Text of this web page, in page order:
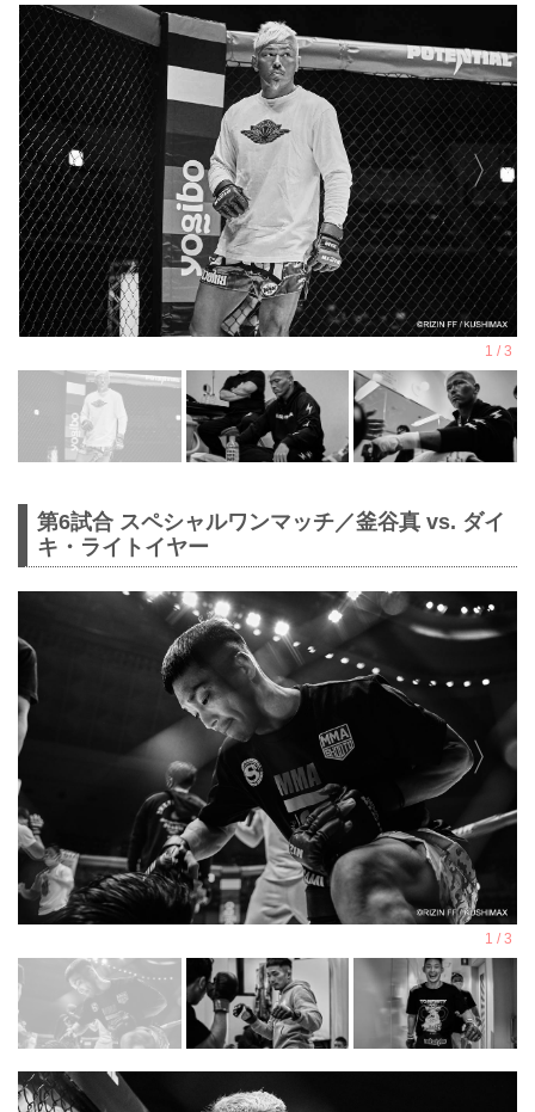
第6試合 スペシャルワンマッチ／釜谷真 vs. ダイ
キ・ライトイヤー